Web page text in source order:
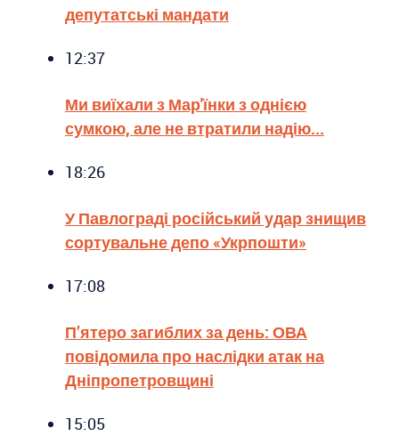
депутатські мандати
12:37
Ми виїхали з Мар'їнки з однією
сумкою, але не втратили надію...
18:26
У Павлограді російський удар знищив
сортувальне депо «Укрпошти»
17:08
П’ятеро загиблих за день: ОВА
повідомила про наслідки атак на
Дніпропетровщині
15:05